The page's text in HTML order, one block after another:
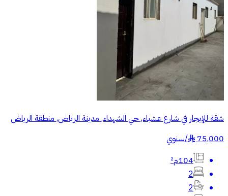
شقة للإيجار في شارع عشباء, حي الشهداء, مدينة الرياض, منطقة الرياض
75,000
§
/سنوي
104م²
2
2